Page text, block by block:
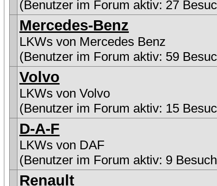
(Benutzer im Forum aktiv: 27
Mercedes-Benz
LKWs von Mercedes Benz
(Benutzer im Forum aktiv: 59
Volvo
LKWs von Volvo
(Benutzer im Forum aktiv: 15
D-A-F
LKWs von DAF
(Benutzer im Forum aktiv: 9
Renault